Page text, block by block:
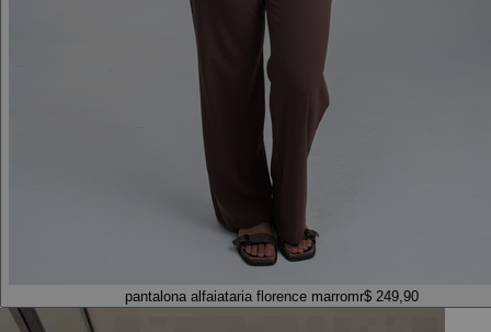
pantalona alfaiataria florence marromr$ 249,90